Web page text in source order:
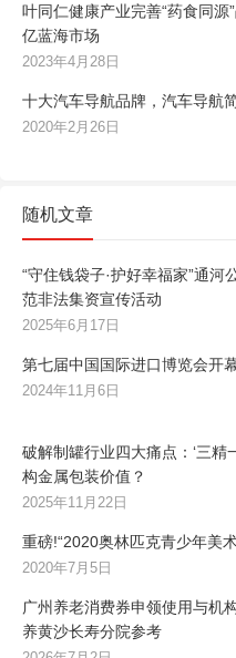
叶同仁健康产业完善“药食同源
亿蓝海市场
2023年4月28日
十大汽车导航品牌，汽车导航
2020年2月26日
随机文章
“守住钱袋子·护好幸福家”通河
范非法集资宣传活动
2025年6月17日
第七届中国国际进口博览会开幕
2024年11月6日
破解制罐行业四大痛点：‘三精
构金属包装价值？
2025年11月22日
重磅!“2020奥林匹克青少年美
2020年7月5日
广州养老消费券申领使用与机
养黄沙长寿分院参考